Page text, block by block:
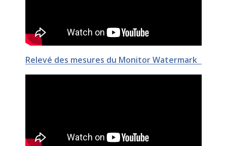
Relevé des mesures du Monitor Watermark